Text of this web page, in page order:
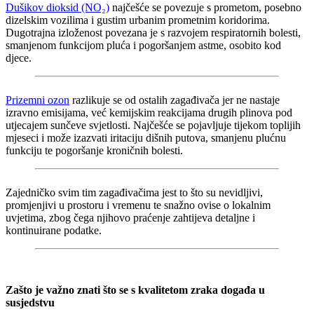
Dušikov dioksid (NO₂) najčešće se povezuje s prometom, posebno
dizelskim vozilima i gustim urbanim prometnim koridorima.
Dugotrajna izloženost povezana je s razvojem respiratornih bolesti,
smanjenom funkcijom pluća i pogoršanjem astme, osobito kod
djece.
Prizemni ozon razlikuje se od ostalih zagađivača jer ne nastaje
izravno emisijama, već kemijskim reakcijama drugih plinova pod
utjecajem sunčeve svjetlosti. Najčešće se pojavljuje tijekom toplijih
mjeseci i može izazvati iritaciju dišnih putova, smanjenu plućnu
funkciju te pogoršanje kroničnih bolesti.
Zajedničko svim tim zagađivačima jest to što su nevidljivi,
promjenjivi u prostoru i vremenu te snažno ovise o lokalnim
uvjetima, zbog čega njihovo praćenje zahtijeva detaljne i
kontinuirane podatke.
Zašto je važno znati što se s kvalitetom zraka događa u
susjedstvu